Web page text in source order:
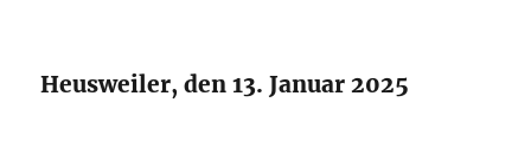
Heusweiler, den 13. Januar 2025